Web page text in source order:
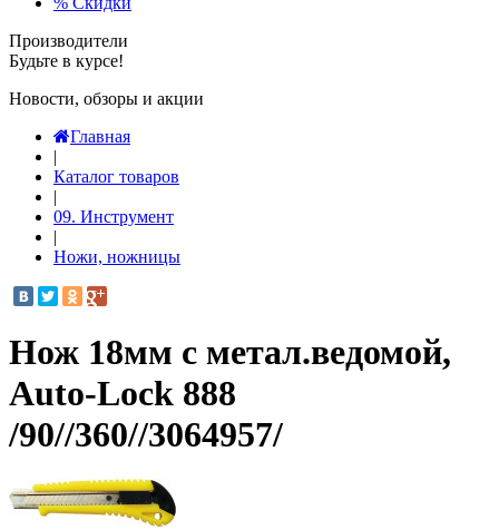
Производители
Будьте в курсе!
Новости, обзоры и акции
Главная
|
Каталог товаров
|
09. Инструмент
|
Ножи, ножницы
Нож 18мм с метал.ведомой,
Auto-Lock 888
/90//360//3064957/